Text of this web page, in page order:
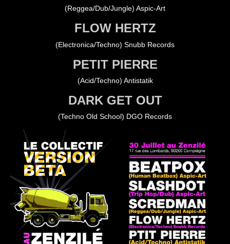
(Reggea/Dub/Jungle) Aspic-Art
FLOW HERTZ
(Electronica/Techno) Snubb Records
PETIT PIERRE
(Acid/Techno) Antistatik
DARK GET OUT
(Techno Old School) DGO Records